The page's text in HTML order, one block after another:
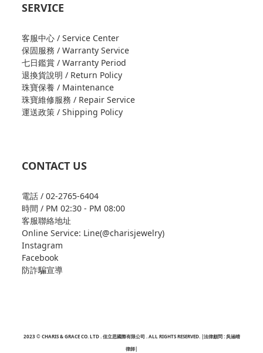
SERVICE
客服中心 / Service Center
保固服務 / Warranty Service
七日鑑賞 / Warranty Period
退換貨說明 / Return Policy
珠寶保養 / Maintenance
珠寶維修服務 / Repair Service
運送政策 / Shipping Policy
CONTACT US
電話 / 02-2765-6404
時間 / PM 02:30 - PM 08:00
客服聯絡地址
Online Service: Line(@charisjewelry)
Instagram
Facebook
防詐騙宣導
2023 © CHARIS & GRACE CO. LTD . 佳立思國際有限公司 . ALL RIGHTS RESERVED. |法律顧問 : 吳涵晴
律師|